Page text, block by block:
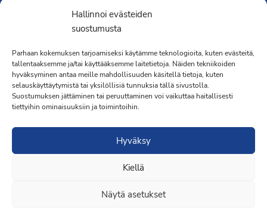
Hallinnoi evästeiden
suostumusta
Parhaan kokemuksen tarjoamiseksi käytämme teknologioita, kuten evästeitä,
tallentaaksemme ja/tai käyttääksemme laitetietoja. Näiden tekniikoiden
hyväksyminen antaa meille mahdollisuuden käsitellä tietoja, kuten
selauskäyttäytymistä tai yksilöllisiä tunnuksia tällä sivustolla.
Suostumuksen jättäminen tai peruuttaminen voi vaikuttaa haitallisesti
tiettyihin ominaisuuksiin ja toimintoihin.
Hyväksy
Kiellä
Näytä asetukset
Saavutettavuusseloste »
Toiminnanjohtaja
Kimmo Järvinen
Terveydenhoitaja
041 501 4176
·Toteutus ja ylläpitoMMD Networks